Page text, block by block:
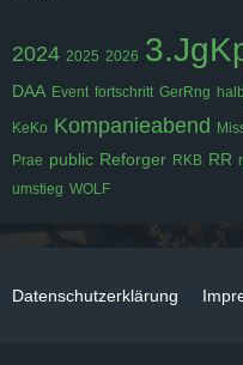
2024 2025 2026
DAA Event fortschritt GerRng
KeKo Kompanieabend
Prae public Reforger RKB RR
umstieg WOLF
Datenschutzerklärung